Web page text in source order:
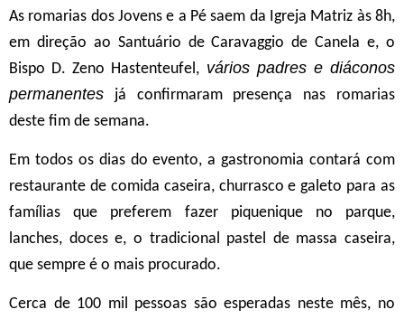
As romarias dos Jovens e a Pé saem da Igreja Matriz às 8h,
em direção ao Santuário de Caravaggio de Canela e, o
Bispo D. Zeno Hastenteufel, vários padres e diáconos
permanentes já confirmaram presença nas romarias
deste fim de semana.
Em todos os dias do evento, a gastronomia contará com
restaurante de comida caseira, churrasco e galeto para as
famílias que preferem fazer piquenique no parque,
lanches, doces e, o tradicional pastel de massa caseira,
que sempre é o mais procurado.
Cerca de 100 mil pessoas são esperadas neste mês, no